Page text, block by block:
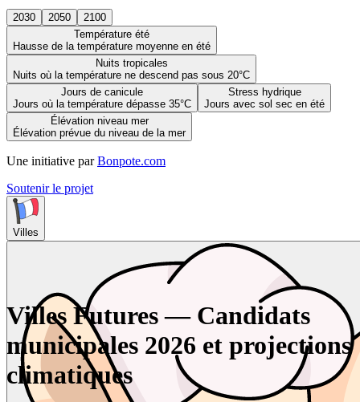
2030 2050
2100
Température été
Hausse de la température moyenne en été
Nuits tropicales
Nuits où la température ne descend pas sous 20°C
Jours de canicule
Jours où la température dépasse 35°C
Stress hydrique
Jours avec sol sec en été
Élévation niveau mer
Élévation prévue du niveau de la mer
Une initiative par Bonpote.com
Soutenir le projet
Villes
Villes Futures — Candidats
municipales 2026 et projections
climatiques